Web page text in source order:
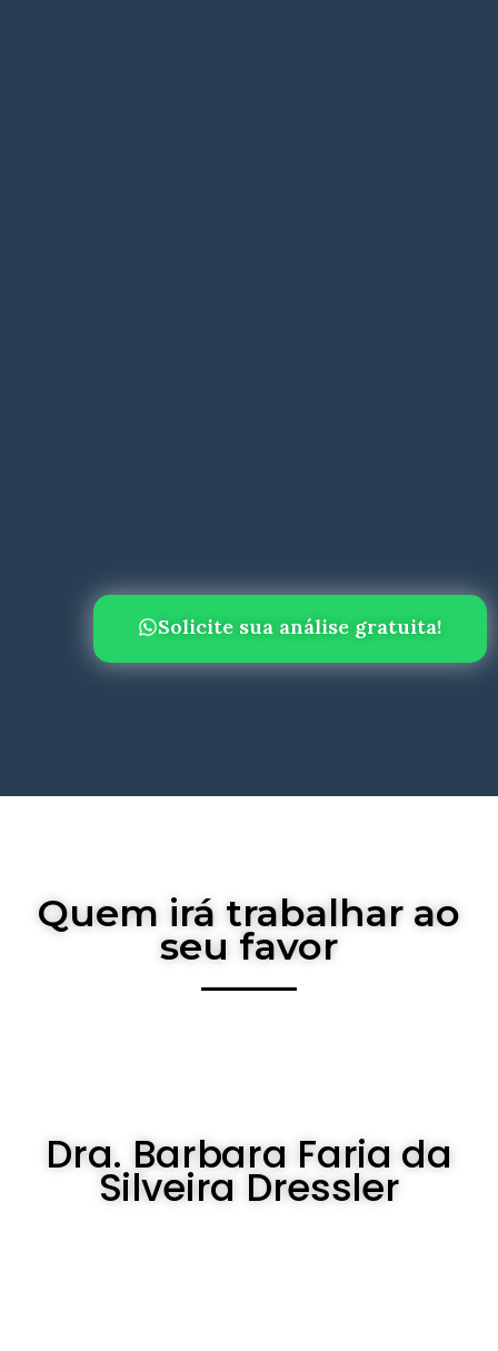
Solicite sua análise gratuita!
Quem irá trabalhar ao
seu favor
Dra. Barbara Faria da
Silveira Dressler